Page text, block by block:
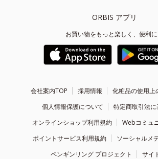
ORBIS アプリ
お買い物をもっと楽しく、便利に
会社案内TOP 採用情報
化粧品の使用上
個人情報保護について
特定商取引法
オンラインショップ利用規約
Webコミュ
ポイントサービス利用規約
ソーシャルメ
ペンギンリング プロジェクト
サイ